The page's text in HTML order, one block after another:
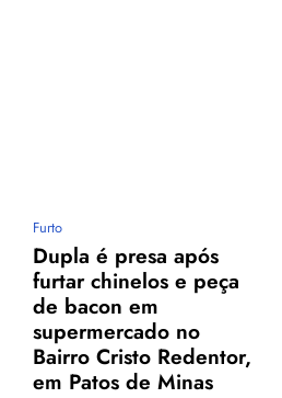
Furto
Dupla é presa após
furtar chinelos e peça
de bacon em
supermercado no
Bairro Cristo Redentor,
em Patos de Minas